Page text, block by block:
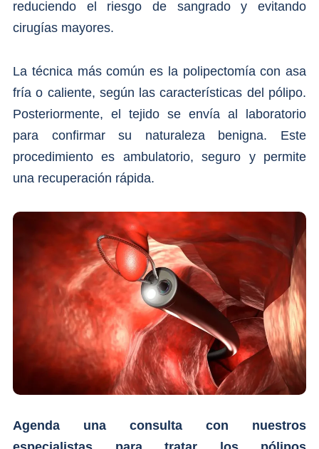
reduciendo el riesgo de sangrado y evitando
cirugías mayores.
La técnica más común es la polipectomía con asa
fría o caliente, según las características del pólipo.
Posteriormente, el tejido se envía al laboratorio
para confirmar su naturaleza benigna. Este
procedimiento es ambulatorio, seguro y permite
una recuperación rápida.
Agenda una consulta con nuestros